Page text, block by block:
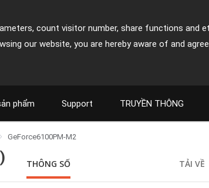
count visitor number, share functions and
our website, you are hereby aware of and
phẩm Support TRUYỀN THÔNG
GeForce6100PM-M2
THÔNG SỐ TẢI VỀ